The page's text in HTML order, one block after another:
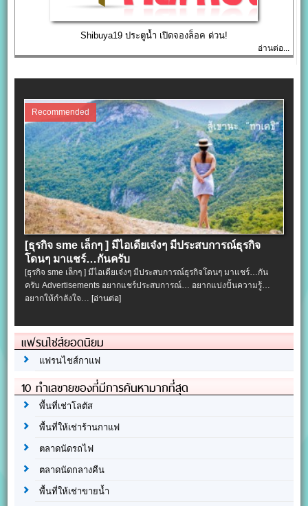
Shibuya19 ประตูน้ำ เปิดจองล็อค ด่วน!
อ่านต่อ...
Recommended
[ธุรกิจ sme เล็กๆ ] มีไอเดียเจ๋งๆ มีประสบการณ์ธุรกิจ
โดนๆ มาแชร์…กันครับ
[ธุรกิจ sme เล็กๆ ] มีไอเดียเจ๋งๆ มีประสบการณ์ธุรกิจโดนๆ มาแชร์…กัน
ครับ Advertisements อยากแชร์ประสบการณ์… อยากแบ่งปั้นความรู้…
อยากให้กำลังใจ… [อ่านต่อ]
แฟรนไชส์ยอดนิยม
แฟรนไชส์กาแฟ
10 ทำเลขายของที่มีการค้นหามากที่สุด
พื้นที่เช่าโลตัส
พื้นที่ให้เช่าร้านกาแฟ
ตลาดนัดรถไฟ
ตลาดนัดกลางคืน
พื้นที่ให้เช่าขายน้ำ